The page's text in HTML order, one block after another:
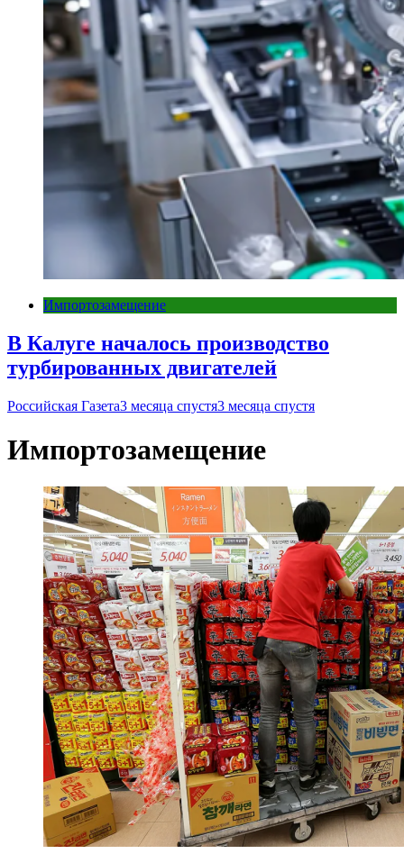
Импортозамещение
В Калуге началось производство
турбированных двигателей
Российская Газета3 месяца спустя3 месяца спустя
Импортозамещение